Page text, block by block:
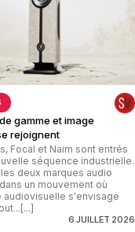
gamme et image
rejoignent
Focal et Naim sont entrés
séquence industrielle.
deux marques audio
un mouvement où
audiovisuelle s'envisage
6 JUILLET 2026